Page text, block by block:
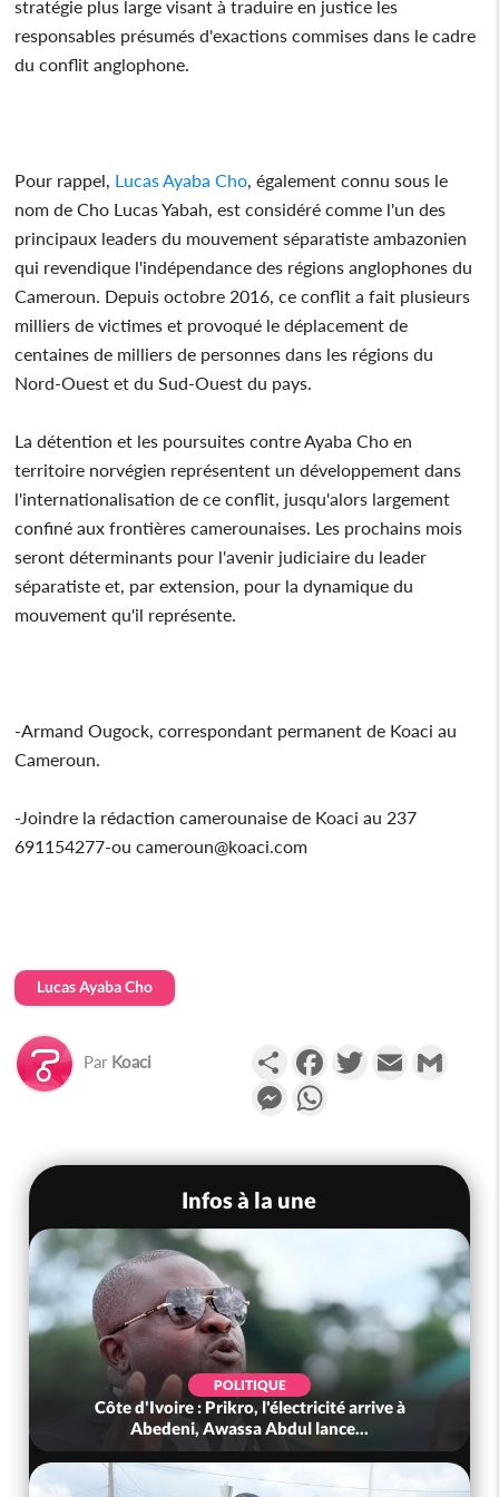
stratégie plus large visant à traduire en justice les
responsables présumés d'exactions commises dans le cadre
du conflit anglophone.
Pour rappel, Lucas Ayaba Cho , également connu sous le
nom de Cho Lucas Yabah, est considéré comme l'un des
principaux leaders du mouvement séparatiste ambazonien
qui revendique l'indépendance des régions anglophones du
Cameroun. Depuis octobre 2016, ce conflit a fait plusieurs
milliers de victimes et provoqué le déplacement de
centaines de milliers de personnes dans les régions du
Nord-Ouest et du Sud-Ouest du pays.
La détention et les poursuites contre Ayaba Cho en
territoire norvégien représentent un développement dans
l'internationalisation de ce conflit, jusqu'alors largement
confiné aux frontières camerounaises. Les prochains mois
seront déterminants pour l'avenir judiciaire du leader
séparatiste et, par extension, pour la dynamique du
mouvement qu'il représente.
-Armand Ougock, correspondant permanent de Koaci au
Cameroun.
-Joindre la rédaction camerounaise de Koaci au 237
691154277-ou cameroun@koaci.com
Lucas Ayaba Cho
Par Koaci PartagerFacebookTwitterEmail
Messenger
Infos à la une
SOCIÉTÉ
Cameroun : la Gendarmerie démantèle un
réseau d'usurpation de titre militai...